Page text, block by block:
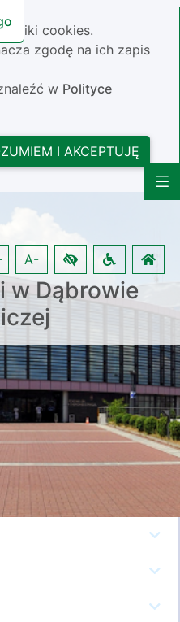
pliki cookies.
zgodę na ich zapis
w Polityce
I AKCEPTUJĘ
w Dąbrowie
A-